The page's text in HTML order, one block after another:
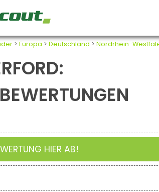
> Europa > Deutschland > Nordrhein-
HIER AB!